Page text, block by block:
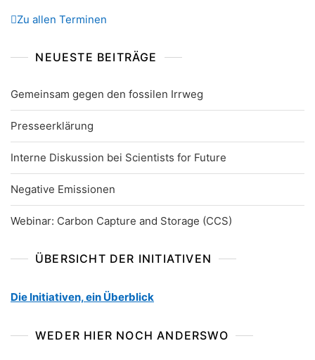
Zu allen Terminen
NEUESTE BEITRÄGE
Gemeinsam gegen den fossilen Irrweg
Presseerklärung
Interne Diskussion bei Scientists for Future
Negative Emissionen
Webinar: Carbon Capture and Storage (CCS)
ÜBERSICHT DER INITIATIVEN
Die Initiativen, ein Überblick
WEDER HIER NOCH ANDERSWO